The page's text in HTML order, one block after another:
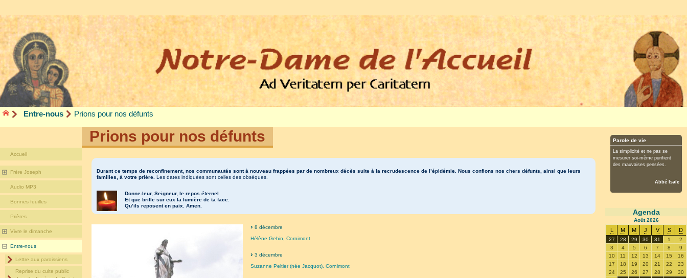
Entre-nous Prions pour nos défunts
Prions pour nos défunts
Durant ce temps de reconfinement, nos communautés sont à nouveau frappées par de nombreux décès suite à la recrudescence de l’épidémie. Nous confions nos chers défunts, ainsi que leurs
familles, à votre prière. Les dates indiquées sont celles des obsèques.
Donne-leur, Seigneur, le repos éternel
Et que brille sur eux la lumière de ta face.
Qu’ils reposent en paix. Amen.
8 décembre
Hélène Gehin, Cornimont
3 décembre
Suzanne Peltier (née Jacquot), Cornimont
Accueil
Frère Joseph
Audio MP3
Bonnes feuilles
Prières
Vivre le dimanche
Entre-nous
Lettre aux paroissiens
Reprise du culte public
Parole de vie
La simplicité et ne pas se
mesurer soi-même purifient
des mauvaises pensées.
Abbé Isaïe
Agenda
Août2026
M M J V S D
27 28 29 30 31 1
2
3
4 5 6 7 8
9
10
11 12 13 14 15
16
17
18 19 20 21 22
23
24
25 26 27 28 29
30